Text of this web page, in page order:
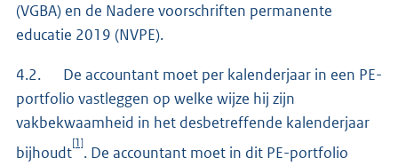
(VGBA) en de Nadere voorschriften permanente
educatie 2019 (NVPE).
4.2. De accountant moet per kalenderjaar in een PE-
portfolio vastleggen op welke wijze hij zijn
vakbekwaamheid in het desbetreffende kalenderjaar
bijhoudt
[1]
. De accountant moet in dit PE-portfolio